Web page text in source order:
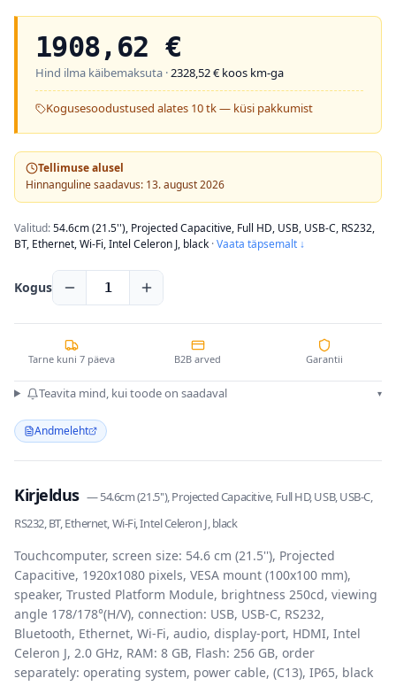
1908,62 €
Hind ilma käibemaksuta ·2328,52€ koos km-ga
Kogusesoodustused alates 10 tk — küsi pakkumist
Tellimuse alusel
Hinnanguline saadavus: 13. august 2026
Valitud:54.6cm (21.5''), Projected Capacitive, Full HD, USB, USB-C, RS232,
BT, Ethernet, Wi-Fi, Intel Celeron J, black ·Vaata täpsemalt ↓
Kogus 1
Tarne kuni 7 päeva B2B arved Garantii
Teavita mind, kui toode on saadaval ▾
Andmeleht
Kirjeldus —54.6cm (21.5''), Projected Capacitive, Full HD, USB, USB-C,
RS232, BT, Ethernet, Wi-Fi, Intel Celeron J, black
Touchcomputer, screen size: 54.6 cm (21.5''), Projected
Capacitive, 1920x1080 pixels, VESA mount (100x100 mm),
speaker, Trusted Platform Module, brightness 250cd, viewing
angle 178/178°(H/V), connection: USB, USB-C, RS232,
Bluetooth, Ethernet, Wi-Fi, audio, display-port, HDMI, Intel
Celeron J, 2.0 GHz, RAM: 8 GB, Flash: 256 GB, order
separately: operating system, power cable, (C13), IP65, black